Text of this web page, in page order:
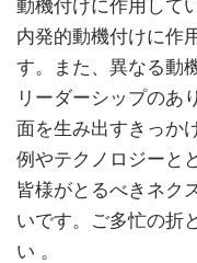
動機付けに作用して
内発的動機付けに作
す。また、異なる動
リーダーシップのあ
面を生み出すきっか
例やテクノロジーと
皆様がとるべきネク
いです。ご多忙の折
い 。